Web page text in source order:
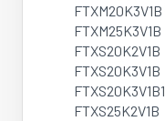
FTXM20K3V1B
FTXM25K3V1B
FTXS20K2V1B
FTXS20K3V1B
FTXS20K3V1B1
FTXS25K2V1B